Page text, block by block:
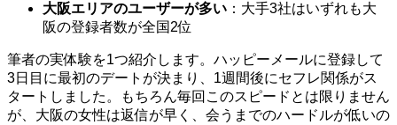
大阪エリアのユーザーが多い ：大手3社はいずれも大
阪の登録者数が全国2位
筆者の実体験を1つ紹介します。ハッピーメールに登録して
3日目に最初のデートが決まり、1週間後にセフレ関係がス
タートしました。もちろん毎回このスピードとは限りません
が、大阪の女性は返信が早く、会うまでのハードルが低いの